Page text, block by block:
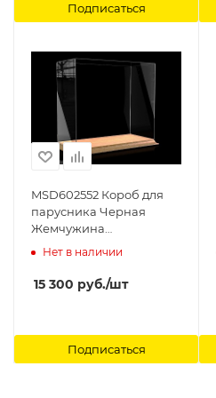
Подписаться
MSD602552 Короб для
парусника Черная
Жемчужина
600х250х520 мм. на дер.
Сервис
Нет в наличии
15 300 руб./шт
Подписаться